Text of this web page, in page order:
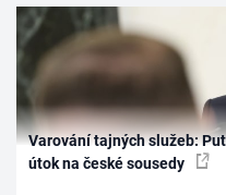
Varování tajných služeb:
útok na české sousedy